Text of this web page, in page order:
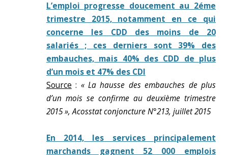
L’emploi progresse doucement au 2éme
trimestre 2015, notamment en ce qui
concerne les CDD des moins de 20
salariés ; ces derniers sont 39% des
embauches, mais 40% des CDD de plus
d’un mois et 47% des CDI
Source : « La hausse des embauches de plus
d’un mois se confirme au deuxième trimestre
2015 », Acosstat conjoncture N°213, juillet 2015
En 2014, les services principalement
marchands gagnent 52 000 emplois